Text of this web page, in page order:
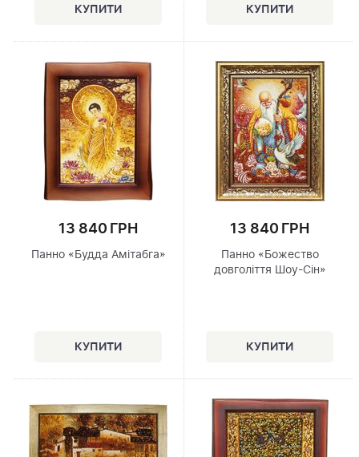
13 840 ГРН
Панно «Будда Амітабга»
13 840 ГРН
Панно «Божество
довголіття Шоу-Сін»